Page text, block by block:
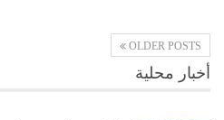
OLDER POSTS
أخبار محلية